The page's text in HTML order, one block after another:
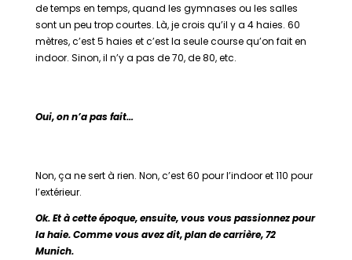
de temps en temps, quand les gymnases ou les salles
sont un peu trop courtes. Là, je crois qu’il y a 4 haies. 60
mètres, c’est 5 haies et c’est la seule course qu’on fait en
indoor. Sinon, il n’y a pas de 70, de 80, etc.
Oui, on n’a pas fait…
Non, ça ne sert à rien. Non, c’est 60 pour l’indoor et 110 pour
l’extérieur.
Ok. Et à cette époque, ensuite, vous vous passionnez pour
la haie. Comme vous avez dit, plan de carrière, 72
Munich.